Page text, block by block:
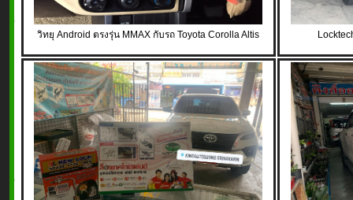
วิทยุ Android ตรงรุ่น MMAX กับรถ Toyota Corolla Altis